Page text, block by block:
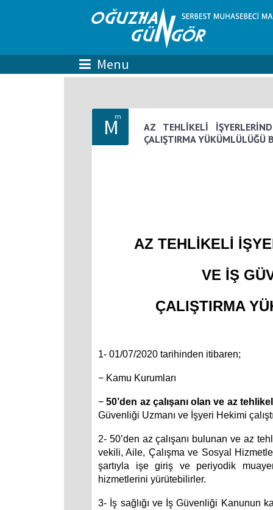
AZ TEHLİKELİ
ÇALIŞTIRMA YÜKÜMLÜLÜĞÜ
Mm
AZ TEHLİKELİ
VE İŞ
ÇALIŞTIRMA
1- 01/07/2020 tarihinden itibaren;
− Kamu Kurumları
−50’den az çalışanı olan ve az
Güvenliği Uzmanı ve İşyeri Hekimi
2- 50’den az çalışanı bulunan ve az
vekili, Aile, Çalışma ve Sosyal
şartıyla işe giriş ve periyodik
hizmetlerini yürütebilirler.
3- İş sağlığı ve İş Güvenliği Kanunun